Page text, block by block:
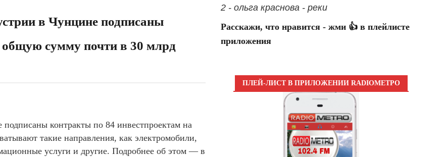
в Чунцине подписаны
общую сумму почти в 30 млрд
контракты по 84 инвестпроектам на
такие направления, как электромобили,
услуги и другие. Подробнее об этом — в
2 - ольга краснова - реки
Расскажи, что нравится - жми 👍 в плейлисте
приложения
ПЛЕЙ-ЛИСТ В ПРИЛОЖЕНИИ RADIOМЕТРО